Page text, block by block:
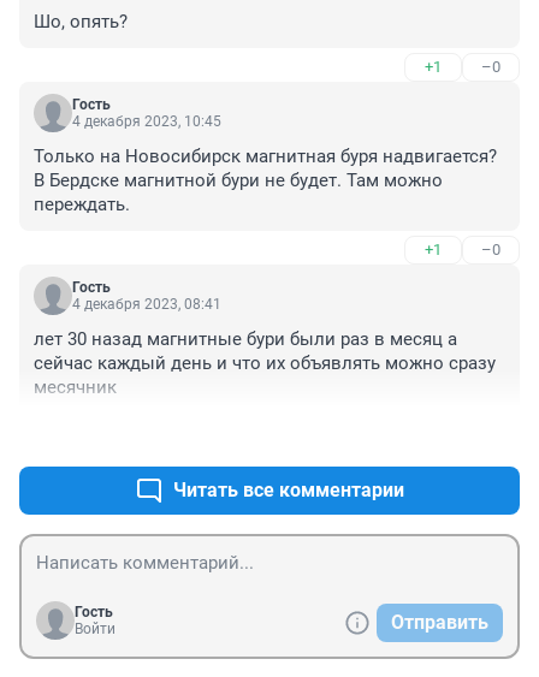
Шо, опять?
+1 –0
Гость
4 декабря 2023, 10:45
Только на Новосибирск магнитная буря надвигается?
В Бердске магнитной бури не будет. Там можно
переждать.
+1 –0
Гость
4 декабря 2023, 08:41
лет 30 назад магнитные бури были раз в месяц а
сейчас каждый день и что их объявлять можно сразу
месячник
Читать все комментарии
Гость
Войти
Отправить